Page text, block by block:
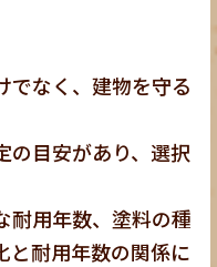
でなく、建物を守る
の目安があり、選択
耐用年数、塗料の種
と耐用年数の関係に